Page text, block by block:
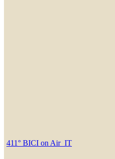
411° BICI on Air_IT